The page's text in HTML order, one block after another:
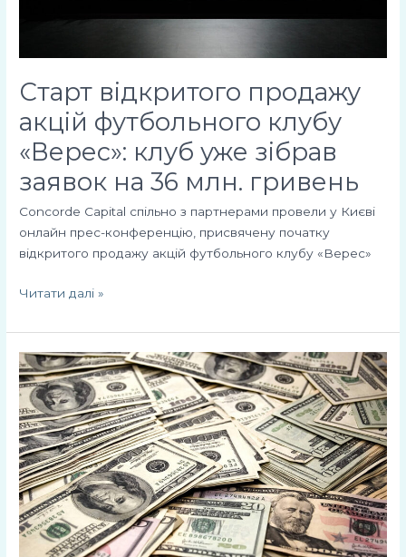
Старт відкритого продажу
акцій футбольного клубу
«Верес»: клуб уже зібрав
заявок на 36 млн. гривень
Concorde Capital спільно з партнерами провели у Києві
онлайн прес-конференцію, присвячену початку
відкритого продажу акцій футбольного клубу «Верес»
млн.
гривень
Читати далі »
Як
локдаун
вплине
на
курс
гривні
–
думка
аналітиків
Concorde